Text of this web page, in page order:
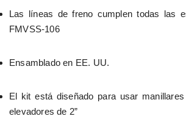
Las líneas de freno cumplen todas las
FMVSS-106
Ensamblado en EE. UU.
El kit está diseñado para usar
elevadores de 2”